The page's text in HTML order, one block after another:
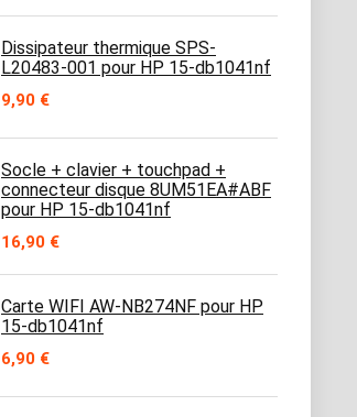
Dissipateur thermique SPS-
L20483-001 pour HP 15-db1041nf
9,90 €
Socle + clavier + touchpad +
connecteur disque 8UM51EA#ABF
pour HP 15-db1041nf
16,90 €
Carte WIFI AW-NB274NF pour HP
15-db1041nf
6,90 €